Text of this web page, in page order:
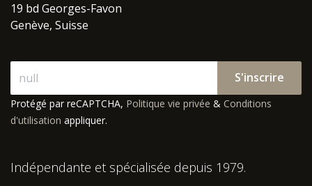
19 bd Georges-Favon
Genève, Suisse
S'inscrire
Protégé par reCAPTCHA, Politique vie privée & Conditions
d'utilisation appliquer.
Indépendante et spécialisée depuis 1979.